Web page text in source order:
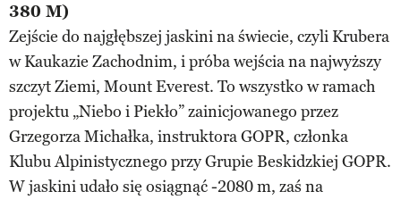
380 M)
Zejście do najgłębszej jaskini na świecie, czyli Krubera
w Kaukazie Zachodnim, i próba wejścia na najwyższy
szczyt Ziemi, Mount Everest. To wszystko w ramach
projektu „Niebo i Piekło” zainicjowanego przez
Grzegorza Michałka, instruktora GOPR, członka
Klubu Alpinistycznego przy Grupie Beskidzkiej GOPR.
W jaskini udało się osiągnąć -2080 m, zaś na